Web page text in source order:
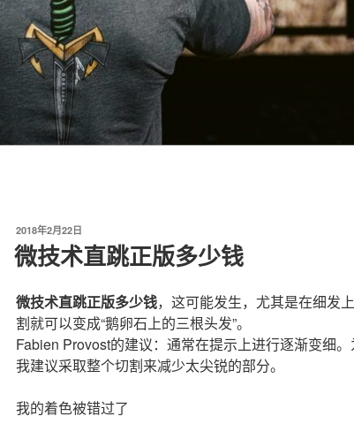
发
布
于
2018年2月22日
微技术直跳正版多少钱
微技术直跳正版多少钱，这可能发生，尤其是在细发
割就可以变成“鹅卵石上的三根头发”。
Fabien Provost的建议：通常在提示上进行逐渐变细。
我建议采取整个切割来减少太尖锐的部分。
我的着色被错过了